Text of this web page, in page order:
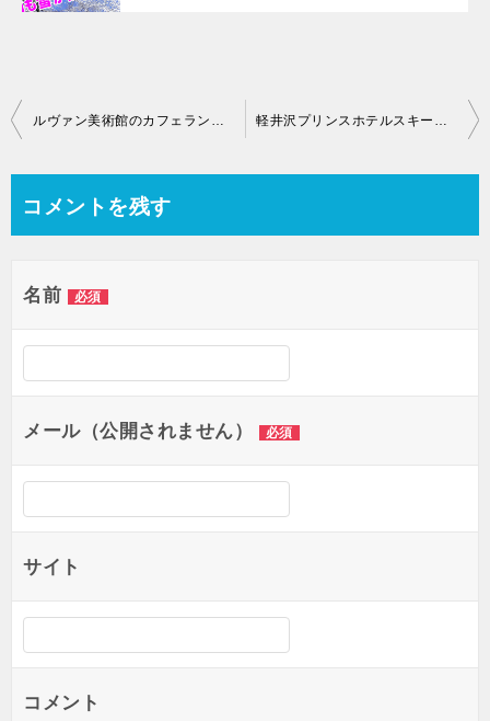
投
ナ
ゲ
ー
シ
ョ
ルヴァン美術館のカフェランチ。愛犬と。宿泊も～軽井沢美術館訪問～ 軽井沢プリンスホテルスキー場。営業間近？造雪が始まり？ました？？
コメントを残す
名前 必須
メール（公開されません） 必須
サイト
コメント